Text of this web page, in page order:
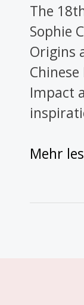
The
Sophie
Origins
Impact
Mehr